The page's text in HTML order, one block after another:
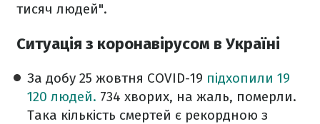
тисяч людей".
Ситуація з коронавірусом в Україні
За добу 25 жовтня COVID-19 підхопили 19
120 людей. 734 хворих, на жаль, померли.
Така кількість смертей є рекордною з